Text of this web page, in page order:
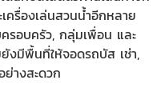
ครื่องเล่นสวนน้ำอีกหลาย
รอบครัว, กลุ่มเพื่อน และ
งมีพื้นที่ให้จอดรถบัส เช่า,
างสะดวก